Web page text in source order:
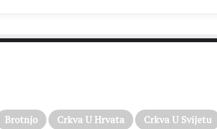
Brotnjo Crkva U Hrvata Crkva U Svijetu